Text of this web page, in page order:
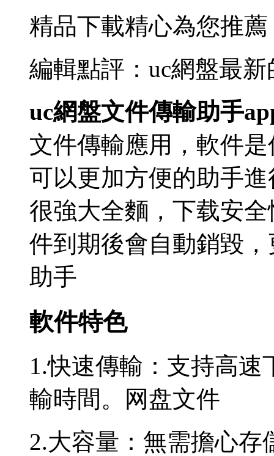
精品下載精心為您推薦
編輯點評：uc網盤最
uc網盤文件傳輸助手
文件傳輸應用，軟件
可以更加方便的助手進
很強大全麵，下载安
件到期後會自動銷毀
助手
軟件特色
1.快速傳輸：支持高
輸時間。网盘文件
2.大容量：無需擔心